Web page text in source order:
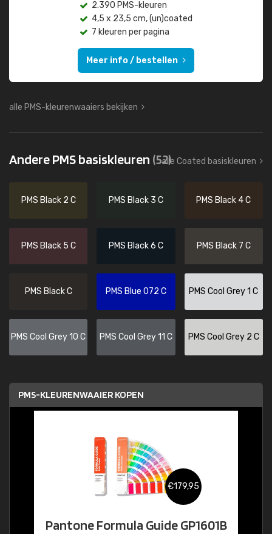
2.390 PMS-kleuren
4,5 x 23,5 cm, (un)coated
7 kleuren per pagina
Meer info / bestellen
alle PMS-kleurenwaaiers bekijken
Andere PMS basiskleuren (52)alle Coated basiskleuren
PMS Black 2 C PMS Black 3 C PMS Black 4 C
PMS Black 5 C PMS Black 6 C PMS Black 7 C
PMS Black C PMS Blue 072 C PMS Cool Grey 1 C
PMS Cool Grey 10 C PMS Cool Grey 11 C PMS Cool Grey 2 C
PMS-KLEURENWAAIER KOPEN
€179,95
Pantone Formula Guide GP1601B